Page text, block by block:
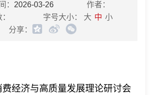
： 2026-03-26
作者：
字号大小： 大 中 小
分享：
费经济与高质量发展理论研讨会